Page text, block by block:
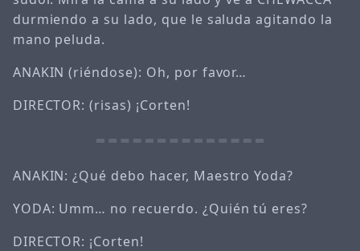
durmiendo a su lado, que le saluda agitando la
mano peluda.
ANAKIN (riéndose): Oh, por favor…
DIRECTOR: (risas) ¡Corten!
ANAKIN: ¿Qué debo hacer, Maestro Yoda?
YODA: Umm… no recuerdo. ¿Quién tú eres?
DIRECTOR: ¡Corten!